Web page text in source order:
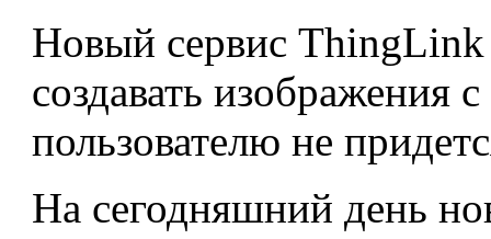
Новый сервис ThingLink
создавать изображения
пользователю не
На сегодняшний день